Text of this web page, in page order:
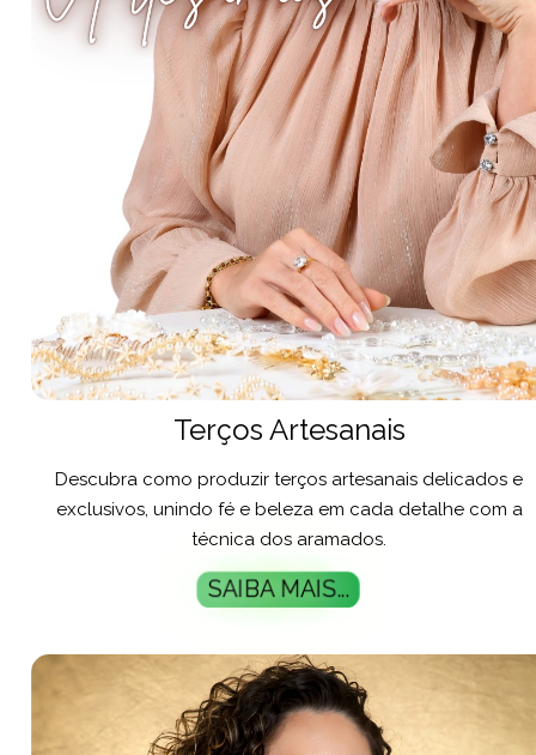
Terços Artesanais
Descubra como produzir terços artesanais delicados e
exclusivos, unindo fé e beleza em cada detalhe com a
técnica dos aramados.
SAIBA MAIS...